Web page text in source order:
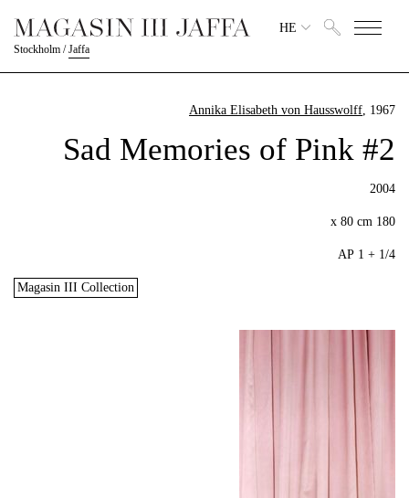
Stockholm /Jaffa
HE
Annika Elisabeth von Hausswolff, 1967
Sad Memories of Pink #2
2004
180 x 80 cm
1/4 + 1 AP
Magasin III Collection